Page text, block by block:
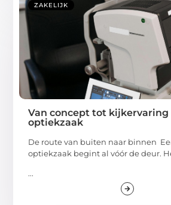
ZAKELIJK
Van concept tot kijkervaring
optiekzaak
De route van buiten naar binnen
optiekzaak begint al vóór de deur.
...